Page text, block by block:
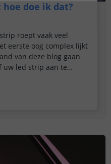
doe ik dat?
roept vaak veel
eerste oog complex lijkt
van deze blog gaan
uw led strip aan te